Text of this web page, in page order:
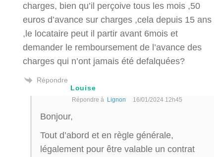
charges, bien qu’il perçoive tous les mois ,50
euros d’avance sur charges ,cela depuis 15 ans
,le locataire peut il partir avant 6mois et
demander le remboursement de l’avance des
charges qui n’ont jamais été defalquées?
Répondre
Louise
Répondre à Lignon 16/01/2024 12h45
Bonjour,
Tout d’abord et en règle générale,
légalement pour être valable un contrat